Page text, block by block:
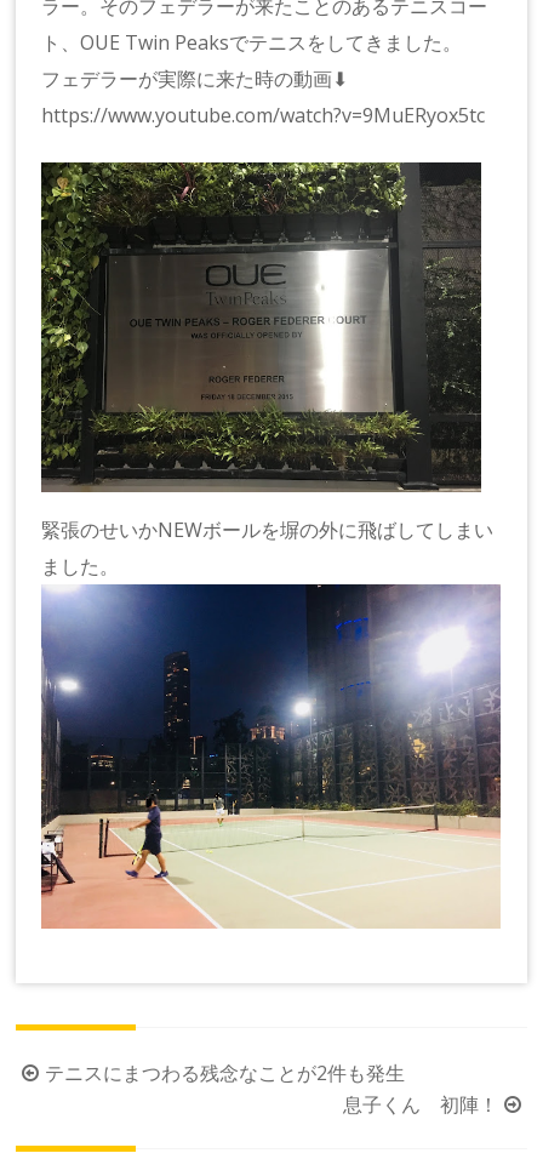
ラー。そのフェデラーが来たことのあるテニスコー
ト、OUE Twin Peaksでテニスをしてきました。
フェデラーが実際に来た時の動画⬇︎
https://www.youtube.com/watch?v=9MuERyox5tc
緊張のせいかNEWボールを塀の外に飛ばしてしまい
ました。
投
ナ
テニスにまつわる残念なことが2件も発生
息子くん 初陣！